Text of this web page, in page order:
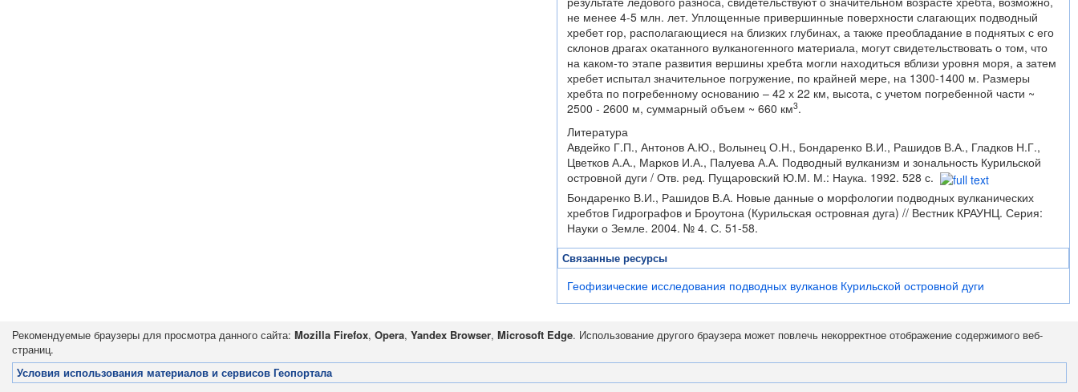
не менее 4-5 млн. лет. Уплощенные привершинные поверхности слагающих подводный
хребет гор, располагающиеся на близких глубинах, а также преобладание в поднятых с его
склонов драгах окатанного вулканогенного материала, могут свидетельствовать о том, что
на каком-то этапе развития вершины хребта могли находиться вблизи уровня моря, а затем
хребет испытал значительное погружение, по крайней мере, на 1300-1400 м. Размеры
хребта по погребенному основанию – 42 х 22 км, высота, с учетом погребенной части ~
2500 - 2600 м, суммарный объем ~ 660 км3.
Литература
Авдейко Г.П., Антонов А.Ю., Волынец О.Н., Бондаренко В.И., Рашидов В.А., Гладков Н.Г.,
Цветков А.А., Марков И.А., Палуева А.А. Подводный вулканизм и зональность Курильской
островной дуги / Отв. ред. Пущаровский Ю.М. М.: Наука. 1992. 528 с.
Бондаренко В.И., Рашидов В.А. Новые данные о морфологии подводных вулканических
хребтов Гидрографов и Броутона (Курильская островная дуга) // Вестник КРАУНЦ. Серия:
Науки о Земле. 2004. № 4. С. 51-58.
Связанные ресурсы
Геофизические исследования подводных вулканов Курильской островной дуги
Рекомендуемые браузеры для просмотра данного сайта: Mozilla Firefox, Opera, Yandex Browser, Microsoft Edge. Использование другого браузера может повлечь некорректное отображение содержимого веб-
страниц.
Условия использования материалов и сервисов Геопортала